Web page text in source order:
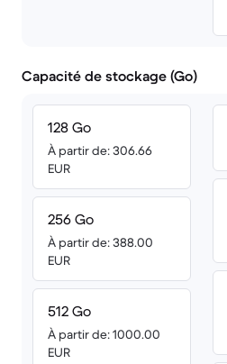
Capacité de stockage (Go)
128 Go
À partir de: 306.66
EUR
256 Go
À partir de: 388.00
EUR
512 Go
À partir de: 1000.00
EUR